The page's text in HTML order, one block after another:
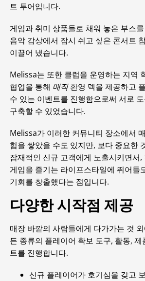
트 투어입니다.
게임과 취미 상품들로 채워 놓은 부스
음악 감상에서 잠시 쉬고 싶은 콘서트
이끌어 냈습니다.
Melissa는 또한 클럽을 운영하는 지역
협업을 통해 매직환영 덱을 제공하고
수 있는 이벤트를 진행함으로써 서로
구축할 수 있었습니다.
Melissa가 이러한 커뮤니티 장소에서
험을 쌓았을 수도 있지만, 보다 중요한
잠재적인 신규 고객에게 노출시키면서
게임을 즐기는 라이프스타일에 뛰어들
기회를 창출했다는 점입니다.
다양한 시작점 제공
매장 바깥의 사람들에게 다가가는 것
든 종류의 플레이어 확보 도구, 활동, 제
트를 진행합니다.
신규 플레이어가 호기심을 갖고